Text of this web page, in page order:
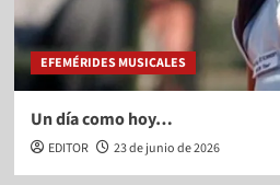
EFEMÉRIDES MUSICALES
Un día como hoy…
EDITOR 23 de junio de 2026